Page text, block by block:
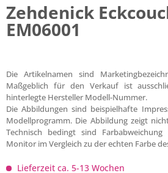
Zehdenick
EM06001
Die Artikelnamen sind
Maßgeblich für den Verkauf ist
hinterlegte Hersteller Modell-Nummer.
Die Abbildungen sind beispielhafte
Modellprogramm. Die Abbildung zeigt
Technisch bedingt sind
Monitor im Vergleich zu der echten Farbe
Lieferzeit ca. 5-13 Wochen